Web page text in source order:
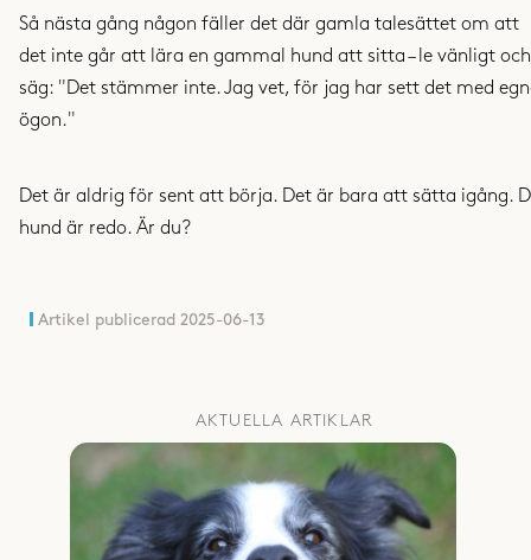
Så nästa gång någon fäller det där gamla talesättet om att
det inte går att lära en gammal hund att sitta – le vänligt och
säg: "Det stämmer inte. Jag vet, för jag har sett det med
ögon."
Det är aldrig för sent att börja. Det är bara att sätta igång.
hund är redo. Är du?
Artikel publicerad 2025-06-13
AKTUELLA ARTIKLAR